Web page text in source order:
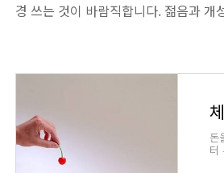
경 쓰는 것이 바람직합니다. 젊음과
돈
터